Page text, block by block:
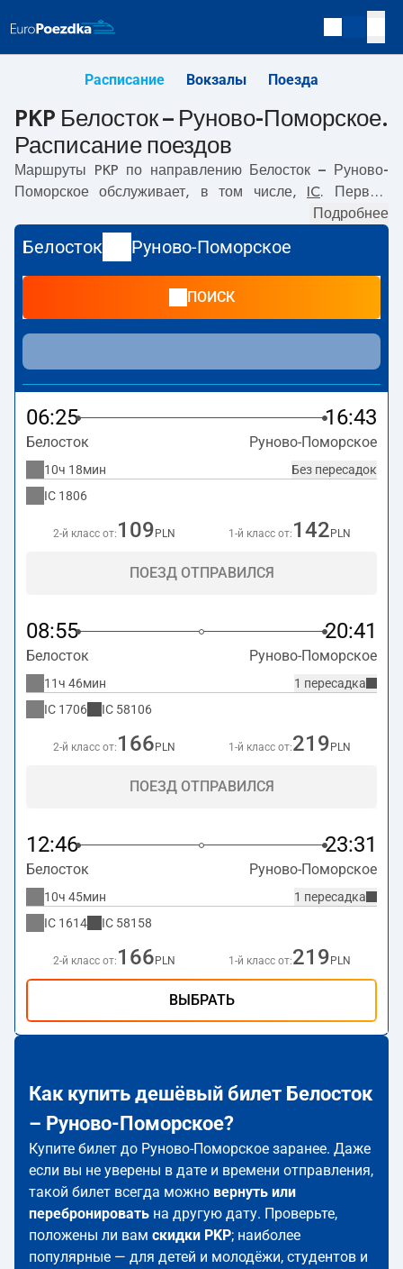
Расписание Вокзалы Поезда
PKP Белосток – Руново-Поморское.
Расписание поездов
Маршруты PKP по направлению
Белосток – Руново-
Поморское обслуживает, в том числе, IC. Первый
с вокзала PKP
отправляется в 12:46. Самое быстрое путешествие
предлагает прямой поездRYBAK. Поездка на нём
. По маршруту
Поморскоетакже курсируют другие поезда:
предлагают более низкую цену билета и, как правило,
более долгое время в пути. Поезд заканчивает маршрут
на станции Руново-Поморское.
Подробнее
Белосток Руново-Поморское
ПОИСК
06:25 16:43
Белосток Руново-Поморское
Без пересадок
10ч 18мин
IC 1806
2-й класс от: 109 PLN 1-й класс от: 142 PLN
ПОЕЗД ОТПРАВИЛСЯ
08:55 20:41
Белосток Руново-Поморское
1 пересадка
11ч 46мин
IC 1706 IC 58106
2-й класс от: 166 PLN 1-й класс от:219 PLN
ПОЕЗД ОТПРАВИЛСЯ
12:46 23:31
Белосток Руново-Поморское
1 пересадка
10ч 45мин
IC 1614 IC 58158
2-й класс от: 166 PLN 1-й класс от:219 PLN
ВЫБРАТЬ
Как купить дешёвый билет Белосток
– Руново-Поморское?
Купите билет до Руново-Поморское заранее. Даже
если вы не уверены в дате и времени отправления,
такой билет всегда можно вернуть или
перебронировать на другую дату. Проверьте,
положены ли вам скидки PKP; наиболее
популярные — для детей и молодёжи, студентов и